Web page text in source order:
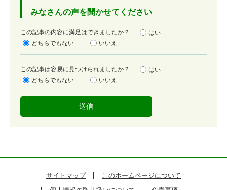
みなさんの声を聞かせてください
満
足
この記事の内容に満足はできましたか？
はい
どちらでもない
いいえ
容
易
この記事は容易に見つけられましたか？
はい
どちらでもない
いいえ
サイトマップ
このホームページについて